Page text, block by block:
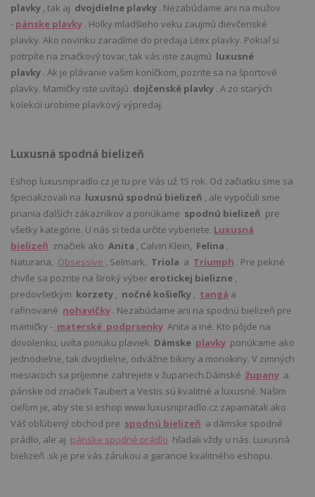
plavky , tak aj dvojdielne plavky . Nezabúdame ani na mužov
- pánske plavky . Holky mladšieho veku zaujmú dievčenské
plavky. Ako novinku zaradíme do predaja Litex plavky. Pokiaľ si
potrpíte na značkový tovar, tak vás iste zaujmú luxusné
plavky . Ak je plávanie vašim koníčkom, pozrite sa na športové
plavky. Mamičky iste uvítajú dojčenské plavky . A zo starých
kolekcií urobíme plavkový výpredaj.
Luxusná spodná bielizeň
Eshop luxusnipradlo.cz je tu pre Vás už 15 rok. Od začiatku sme sa
špecializovali na luxusnú spodnú bielizeň , ale vypočuli sme
priania ďalších zákazníkov a ponúkame spodnú bielizeň pre
všetky kategórie. U nás si teda určite vyberiete. Luxusná
bielizeň značiek ako Anita , Calvin Klein, Felina
Naturana, Obsessive , Selmark, Triola a Triumph . Pre pekné
chvíle sa pozrite na široký výber erotickej bielizne
predovšetkým korzety nočné košieľky tangá a
rafinované nohavičky . Nezabúdame ani na spodnú bielizeň pre
mamičky - materské podprsenky Anita a iné. Kto pôjde na
dovolenku, uvíta ponuku plaviek. Dámske plavky ponúkame ako
jednodielne, tak dvojdielne, odvážne bikiny a monokiny. V zimných
mesiacoch sa príjemne zahrejete v županech.Dámské župany a
pánske od značiek Taubert a Vestis sú kvalitné a luxusné. Našim
cieľom je, aby ste si eshop www.luxusnipradlo.cz zapamätali ako
Váš obľúbený obchod pre spodnú bielizeň a dámske spodné
prádlo, ale aj pánske spodné prádlo hľadali vždy u nás. Luxusná
bielizeň .sk je pre vás zárukou a garancie kvalitného eshopu.